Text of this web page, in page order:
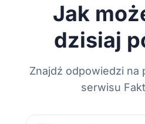
Jak
dzisiaj
Znajdź odpowiedzi na
serwisu